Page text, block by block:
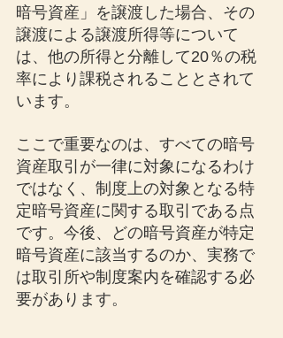
暗号資産」を譲渡した場合、その
譲渡による譲渡所得等について
は、他の所得と分離して20％の税
率により課税されることとされて
います。
ここで重要なのは、すべての暗号
資産取引が一律に対象になるわけ
ではなく、制度上の対象となる特
定暗号資産に関する取引である点
です。今後、どの暗号資産が特定
暗号資産に該当するのか、実務で
は取引所や制度案内を確認する必
要があります。